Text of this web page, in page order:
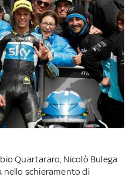
Quartararo, Nicolò Bulega
nello schieramento di